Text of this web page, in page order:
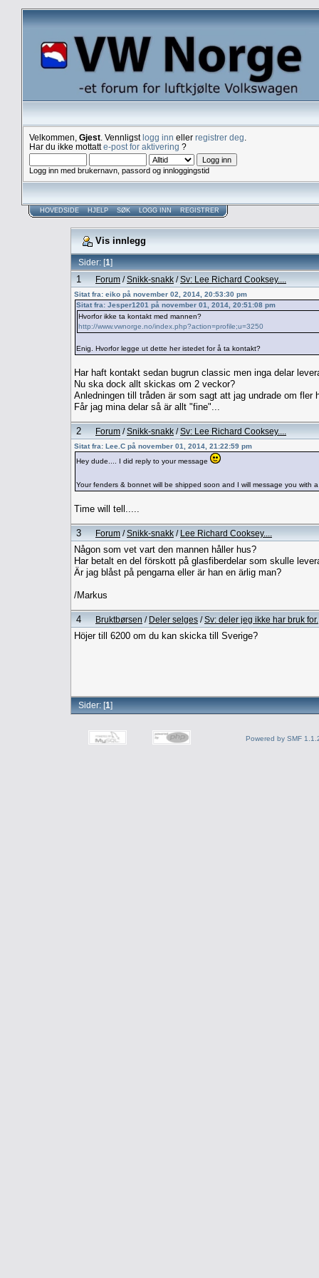
Velkommen, Gjest . Vennligstlogg inn eller registrer deg
Har du ikke mottatte-post for aktivering ?
Logg inn med brukernavn, passord og innloggingstid
HOVEDSIDE HJELP SØK LOGG INN REGISTRER
Vis innlegg
Sider: [1]
1 Forum /Snikk-snakk /Sv: Lee Richard Cooksey....
Sitat fra: eiko på november 02, 2014, 20:53:30 pm
Sitat fra: Jesper1201 på november 01, 2014, 20:51:08 pm
Hvorfor ikke ta kontakt med mannen?
http://www.vwnorge.no/index.php?action=profile;u=3250
Enig. Hvorfor legge ut dette her istedet for å ta kontakt?
Har haft kontakt sedan bugrun classic men inga delar
Nu ska dock allt skickas om 2 veckor?
Anledningen till tråden är som sagt att jag undrade om fler
Får jag mina delar så är allt "fine"...
2 Forum /Snikk-snakk /Sv: Lee Richard Cooksey....
Sitat fra: Lee.C på november 01, 2014, 21:22:59 pm
Hey dude.... I did reply to your message
Your fenders & bonnet will be shipped soon and I will message you with
Time will tell.....
3 Forum /Snikk-snakk / Lee Richard Cooksey....
Någon som vet vart den mannen håller hus?
Har betalt en del förskott på glasfiberdelar som skulle
Är jag blåst på pengarna eller är han en ärlig man?
/Markus
4 Bruktbørsen / Deler selges /Sv: deler jeg ikke har bruk for.
Höjer till 6200 om du kan skicka till Sverige?
Sider: [1]
Powered by SMF